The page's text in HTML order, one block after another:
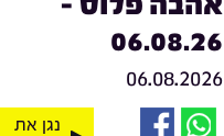
06.08.26
06.08.2026
נגן את